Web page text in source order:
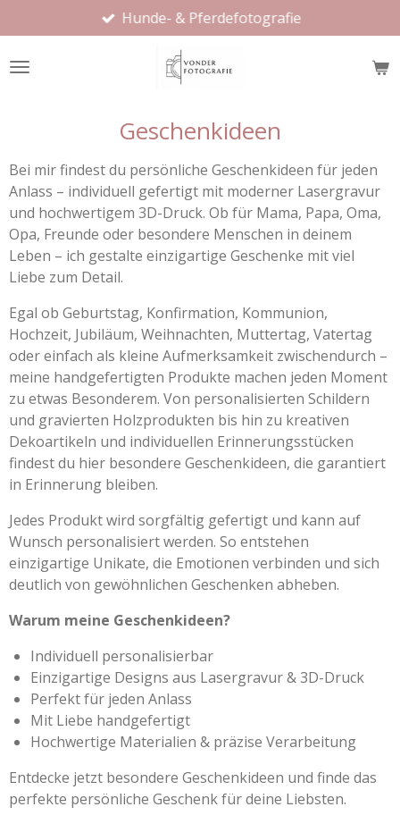
Hauptinhalt
springen
Hunde- & Pferdefotografie
Geschenkideen
Bei mir findest du persönliche Geschenkideen für jeden
Anlass – individuell gefertigt mit moderner Lasergravur
und hochwertigem 3D-Druck. Ob für Mama, Papa, Oma,
Opa, Freunde oder besondere Menschen in deinem
Leben – ich gestalte einzigartige Geschenke mit viel
Liebe zum Detail.
Egal ob Geburtstag, Konfirmation, Kommunion,
Hochzeit, Jubiläum, Weihnachten, Muttertag, Vatertag
oder einfach als kleine Aufmerksamkeit zwischendurch –
meine handgefertigten Produkte machen jeden Moment
zu etwas Besonderem. Von personalisierten Schildern
und gravierten Holzprodukten bis hin zu kreativen
Dekoartikeln und individuellen Erinnerungsstücken
findest du hier besondere Geschenkideen, die garantiert
in Erinnerung bleiben.
Jedes Produkt wird sorgfältig gefertigt und kann auf
Wunsch personalisiert werden. So entstehen
einzigartige Unikate, die Emotionen verbinden und sich
deutlich von gewöhnlichen Geschenken abheben.
Warum meine Geschenkideen?
Individuell personalisierbar
Einzigartige Designs aus Lasergravur & 3D-Druck
Perfekt für jeden Anlass
Mit Liebe handgefertigt
Hochwertige Materialien & präzise Verarbeitung
Entdecke jetzt besondere Geschenkideen und finde das
perfekte persönliche Geschenk für deine Liebsten.